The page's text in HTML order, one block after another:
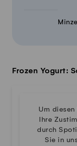
Frozen Yogurt:
Um
Ihre
durch
Sie in